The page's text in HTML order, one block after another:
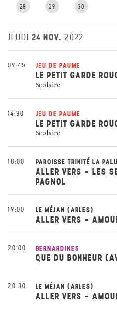
28 29 30
JEUDI 24 NOV. 2022
09:45 JEU DE PAUME
LE PETIT GARDE
Scolaire
14:30 JEU DE PAUME
LE PETIT GARDE
Scolaire
18:00 PAROISSE TRINITÉ LA
ALLER VERS - LES
PAGNOL
19:00 LE MÉJAN (ARLES)
ALLER VERS -
20:00 BERNARDINES
QUE DU BONHEUR
20:30 LE MÉJAN (ARLES)
ALLER VERS -